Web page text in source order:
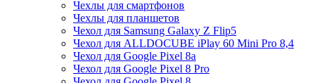
Чехлы для смартфонов
Чехлы для планшетов
Чехол для Samsung Galaxy Z Flip5
Чехол для ALLDOCUBE iPlay 60 Mini Pro 8,4
Чехол для Google Pixel 8a
Чехол для Google Pixel 8 Pro